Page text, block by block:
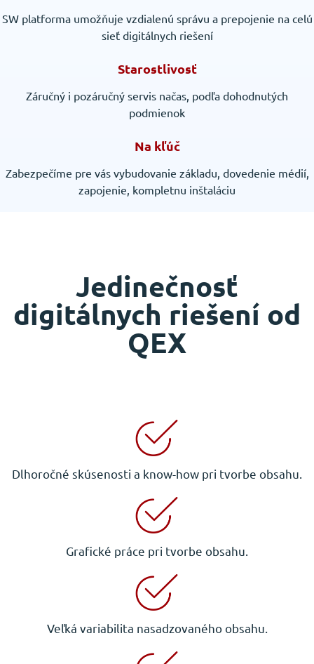
SW platforma umožňuje vzdialenú správu a prepojenie na celú
sieť digitálnych riešení
Starostlivosť
Záručný i pozáručný servis načas, podľa dohodnutých
podmienok
Na kľúč
Zabezpečíme pre vás vybudovanie základu, dovedenie médií,
zapojenie, kompletnu inštaláciu
Jedinečnosť
digitálnych riešení od
QEX
Dlhoročné skúsenosti a know-how pri tvorbe obsahu.
Grafické práce pri tvorbe obsahu.
Veľká variabilita nasadzovaného obsahu.